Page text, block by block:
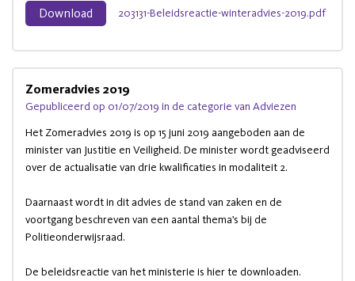
203131-Beleidsreactie-winteradvies-2019.pdf
Download
Zomeradvies 2019
Gepubliceerd op 01/07/2019 in de categorie van Adviezen
Het Zomeradvies 2019 is op 15 juni 2019 aangeboden aan de
minister van Justitie en Veiligheid. De minister wordt geadviseerd
over de actualisatie van drie kwalificaties in modaliteit 2.
Daarnaast wordt in dit advies de stand van zaken en de
voortgang beschreven van een aantal thema’s bij de
Politieonderwijsraad.
De beleidsreactie van het ministerie is hier te downloaden.